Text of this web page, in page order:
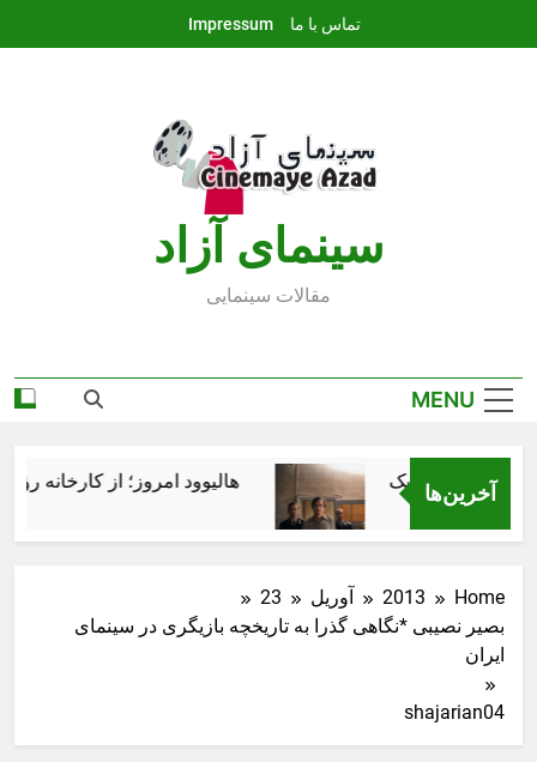
تماس با ما Impressum
سينماى آزاد
مقالات سينمايى
MENU
آخرین‌ها هالیوود امروز؛ از کارخانه
Home
2013 آوریل
23
بصیر نصیبی *نگاهی گذرا به تاریخچه بازیگری در سینمای
ایران
shajarian04